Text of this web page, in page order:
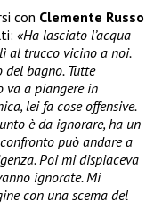
con Clemente Russo
«Ha lasciato l’acqua
al trucco vicino a noi.
del bagno. Tutte
va a piangere in
lei fa cose offensive.
è da ignorare, ha un
può andare a
Poi mi dispiaceva
ignorate. Mi
con una scema del